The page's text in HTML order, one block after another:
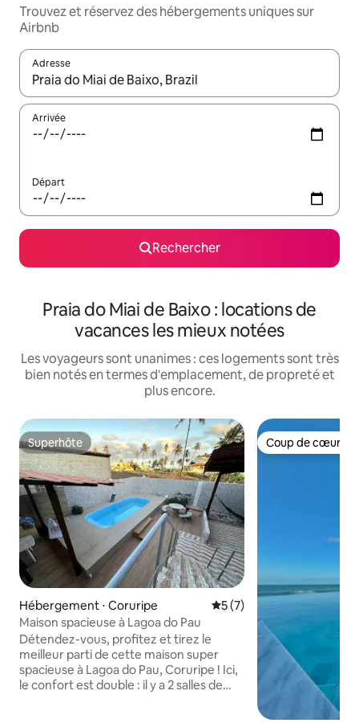
Trouvez et réservez des hébergements uniques sur
Airbnb
Adresse
Lorsque les résultats s'affichent, utilisez les flèches vers le
Arrivée
Départ
Rechercher
Praia do Miai de Baixo : locations de
vacances les mieux notées
Les voyageurs sont unanimes : ces logements sont très
bien notés en termes d'emplacement, de propreté et
plus encore.
Superhôte
Superhôte
Hébergement ⋅ Coruripe Évaluation moyenne sur
5 (7)
Maison spacieuse à Lagoa do Pau
Détendez-vous, profitez et tirez le
meilleur parti de cette maison super
spacieuse à Lagoa do Pau, Coruripe ! Ici,
le confort est double : il y a 2 salles de
Coup de cœur
Coup de cœur